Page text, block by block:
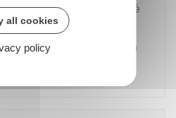
il est conseillé
des 2 parties
franchise
éventuelle en
all cookies
policy